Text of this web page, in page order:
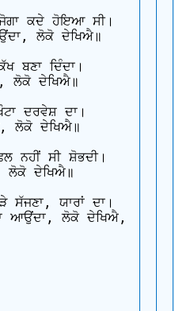
ਜੋਗਾ ਕਦੇ ਹੋਇਆ ਸੀ।
ਲੋਕੋ ਦੇਖਿਐ॥
ਬਣਾ ਦਿੰਦਾ।
ਲੋਕੋ ਦੇਖਿਐ॥
ਦਰਵੇਸ਼ ਦਾ।
ਲੋਕੋ ਦੇਖਿਐ॥
ਨਹੀਂ ਸੀ ਸ਼ੋਭਦੀ।
ਲੋਕੋ ਦੇਖਿਐ॥
ਸੱਜਣਾ, ਯਾਰਾਂ ਦਾ।
ਆਉਂਦਾ, ਲੋਕੋ ਦੇਖਿਐ,